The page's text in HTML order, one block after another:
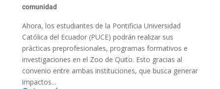
comunidad
Ahora, los estudiantes de la Pontificia Universidad
Católica del Ecuador (PUCE) podrán realizar sus
prácticas preprofesionales, programas formativos e
investigaciones en el Zoo de Quito. Esto gracias al
convenio entre ambas instituciones, que busca generar
impactos...